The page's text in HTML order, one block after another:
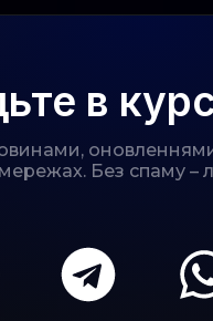
в
Без спаму –